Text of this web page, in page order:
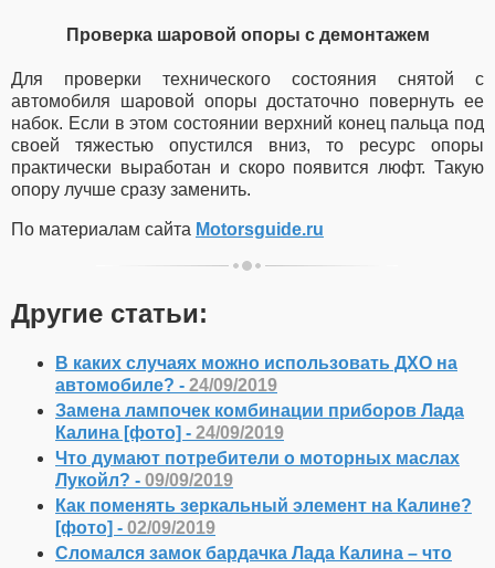
Проверка шаровой опоры с демонтажем
Для проверки технического состояния снятой с
автомобиля шаровой опоры достаточно повернуть ее
набок. Если в этом состоянии верхний конец пальца под
своей тяжестью опустился вниз, то ресурс опоры
практически выработан и скоро появится люфт. Такую
опору лучше сразу заменить.
По материалам сайта Motorsguide.ru
Другие статьи:
В каких случаях можно использовать ДХО на
автомобиле? - 24/09/2019
Замена лампочек комбинации приборов Лада
Калина [фото] - 24/09/2019
Что думают потребители о моторных маслах
Лукойл? - 09/09/2019
Как поменять зеркальный элемент на Калине?
[фото] - 02/09/2019
Сломался замок бардачка Лада Калина – что